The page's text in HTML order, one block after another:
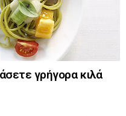
γρήγορα κιλά